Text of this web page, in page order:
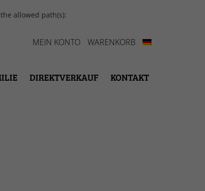
allowed path(s):
MEIN KONTO WARENKORB
DIREKTVERKAUF KONTAKT